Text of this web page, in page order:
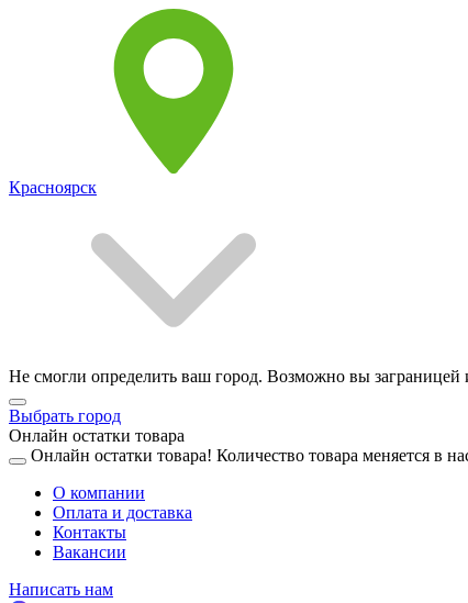
Красноярск
Не смогли определить ваш город. Возможно вы заграницей
Выбрать город
Онлайн остатки товара
Онлайн остатки товара! Количество товара меняется в
О компании
Оплата и доставка
Контакты
Вакансии
Написать нам